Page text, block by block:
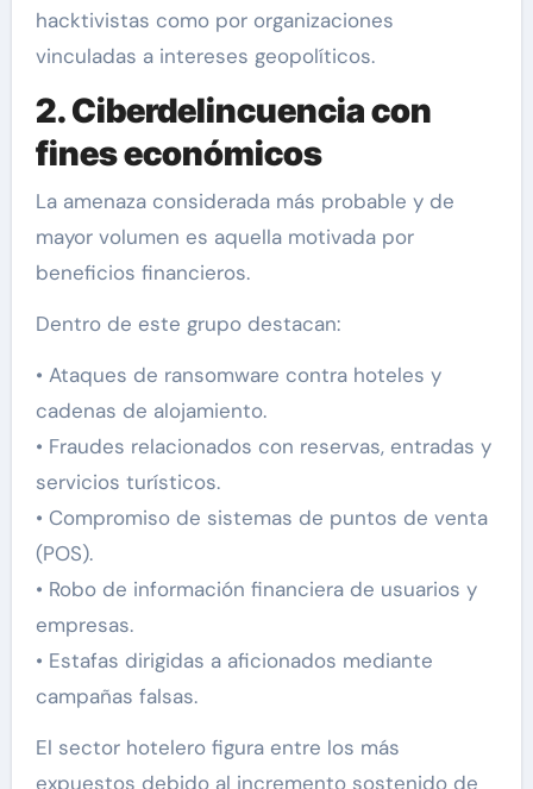
hacktivistas como por organizaciones
vinculadas a intereses geopolíticos.
2. Ciberdelincuencia con
fines económicos
La amenaza considerada más probable y de
mayor volumen es aquella motivada por
beneficios financieros.
Dentro de este grupo destacan:
• Ataques de ransomware contra hoteles y
cadenas de alojamiento.
• Fraudes relacionados con reservas, entradas y
servicios turísticos.
• Compromiso de sistemas de puntos de venta
(POS).
• Robo de información financiera de usuarios y
empresas.
• Estafas dirigidas a aficionados mediante
campañas falsas.
El sector hotelero figura entre los más
expuestos debido al incremento sostenido de